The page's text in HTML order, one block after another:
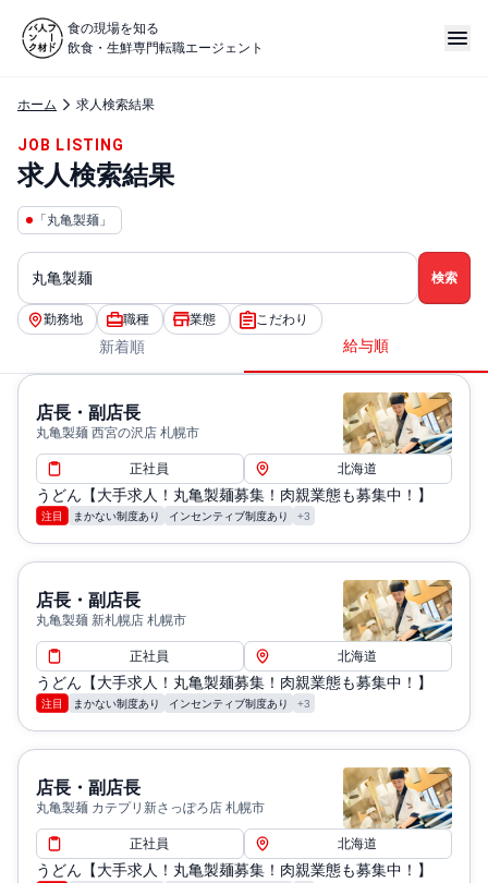
食の現場を知る
飲食・生鮮専門転職エージェント
ホーム 求人検索結果
JOB LISTING
求人検索結果
「丸亀製麺」
勤務地 職種 業態 こだわり
新着順 給与順
店長・副店長
丸亀製麺 西宮の沢店 札幌市
正社員 北海道
うどん【大手求人！丸亀製麺募集！肉親業態も募集中！】
注目 まかない制度あり インセンティブ制度あり +3
店長・副店長
丸亀製麺 新札幌店 札幌市
正社員 北海道
うどん【大手求人！丸亀製麺募集！肉親業態も募集中！】
注目 まかない制度あり インセンティブ制度あり +3
店長・副店長
丸亀製麺 カテプリ新さっぽろ店 札幌市
正社員 北海道
うどん【大手求人！丸亀製麺募集！肉親業態も募集中！】